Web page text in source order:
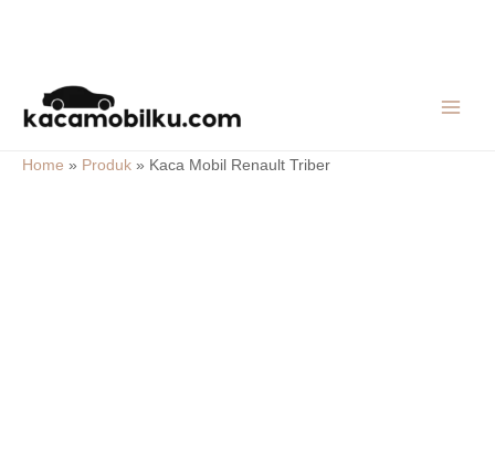
content
Home » Produk » Kaca Mobil Renault Triber